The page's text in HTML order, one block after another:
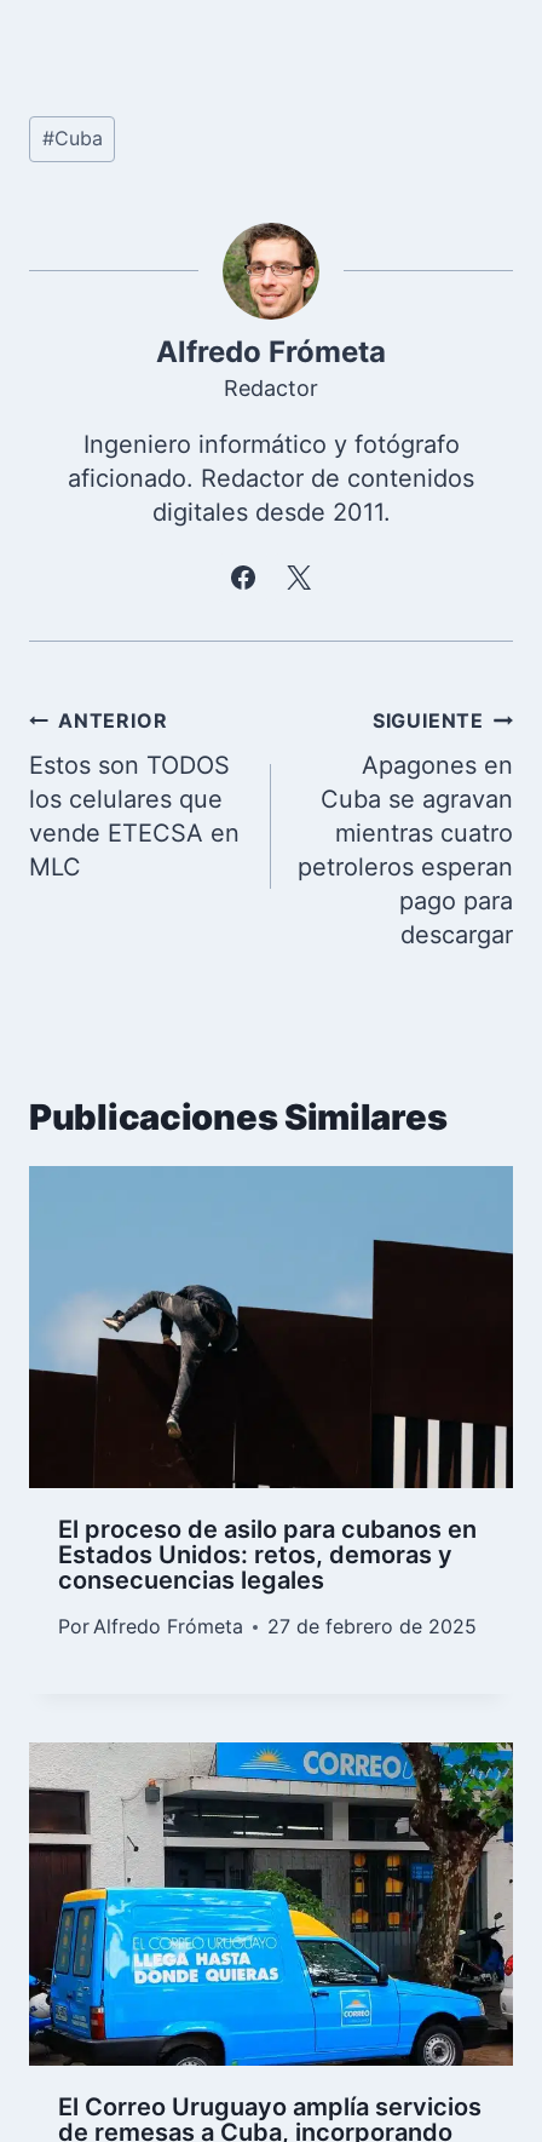
Etiquetas
de
#Cuba
Alfredo Frómeta
Redactor
Ingeniero informático y fotógrafo
aficionado. Redactor de contenidos
digitales desde 2011.
Navegación
de
entradas
ANTERIOR
Estos son TODOS
los celulares que
vende ETECSA en
MLC
SIGUIENTE
Apagones en
Cuba se agravan
mientras cuatro
petroleros esperan
pago para
descargar
Publicaciones Similares
El proceso de asilo para cubanos en
Estados Unidos: retos, demoras y
consecuencias legales
PorAlfredo Frómeta 27 de febrero de 2025
El Correo Uruguayo amplía servicios
de remesas a Cuba, incorporando